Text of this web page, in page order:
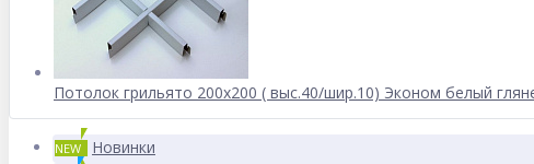
Потолок грильято 200х200 ( выс.40/шир.10) Эконом белый
NEW Новинки